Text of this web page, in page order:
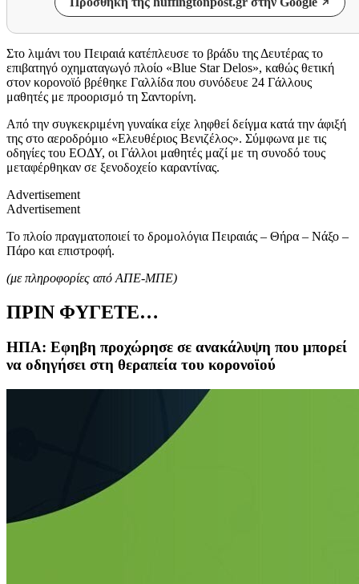
Στο λιμάνι του Πειραιά κατέπλευσε το βράδυ της Δευτέρας το
επιβατηγό οχηματαγωγό πλοίο «Blue Star Delos», καθώς θετική
στον κορονοϊό βρέθηκε Γαλλίδα που συνόδευε 24 Γάλλους
μαθητές με προορισμό τη Σαντορίνη.
Από την συγκεκριμένη γυναίκα είχε ληφθεί δείγμα κατά την άφιξή
της στο αεροδρόμιο «Ελευθέριος Βενιζέλος». Σύμφωνα με τις
οδηγίες του ΕΟΔΥ, οι Γάλλοι μαθητές μαζί με τη συνοδό τους
μεταφέρθηκαν σε ξενοδοχείο καραντίνας.
Advertisement
Advertisement
Το πλοίο πραγματοποιεί το δρομολόγια Πειραιάς – Θήρα – Νάξο –
Πάρο και επιστροφή.
(με πληροφορίες από ΑΠΕ-ΜΠΕ)
ΠΡΙΝ ΦΥΓΕΤΕ…
ΗΠΑ: Εφηβη προχώρησε σε ανακάλυψη που μπορεί
να οδηγήσει στη θεραπεία του κορονοϊού